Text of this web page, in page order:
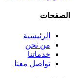
الصفحات
الرئيسية
من نحن
خدماتنا
تواصل معنا